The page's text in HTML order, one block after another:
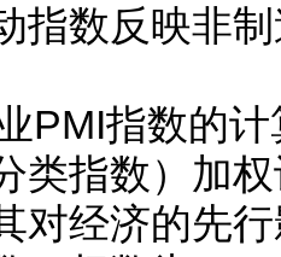
指数反映非
指数的计
类指数）加
对经济的先